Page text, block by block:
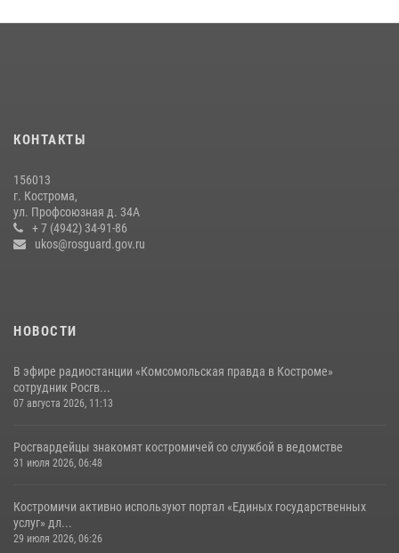
Ивана Кирилловича Яковлева
Росгвардейцы знакомят костромичей со службой в ведомстве
31 июля 2026, 06:48
КОНТАКТЫ
156013
г. Кострома,
ул. Профсоюзная д. 34А
+ 7 (4942) 34-91-86
ukos@rosguard.gov.ru
НОВОСТИ
В эфире радиостанции «Комсомольская правда в Костроме»
сотрудник Росгв...
07 августа 2026, 11:13
Росгвардейцы знакомят костромичей со службой в ведомстве
31 июля 2026, 06:48
Костромичи активно используют портал «Единых государственных
услуг» дл...
29 июля 2026, 06:26